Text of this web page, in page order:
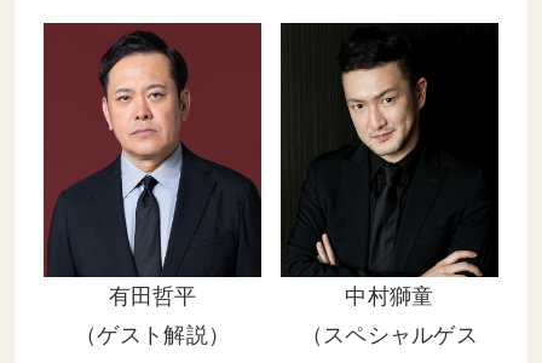
有田哲平
（ゲスト解説）
中村獅童
（スペシャルゲス